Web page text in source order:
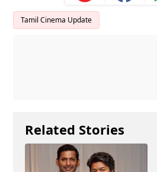
Tamil Cinema Update
Related Stories